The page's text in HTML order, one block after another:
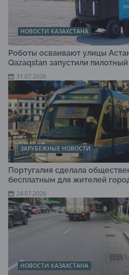
НОВОСТИ КАЗАХСТАНА
Роботы осваивают улицы
Qazaqstan запустили
31.07.2026
ЗАРУБЕЖНЫЕ НОВОСТИ
Португалия сделала
бесплатным для жителей
24.07.2026
НОВОСТИ КАЗАХСТАНА